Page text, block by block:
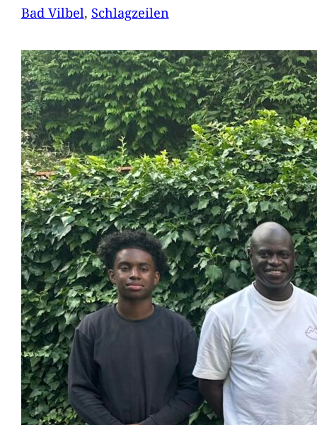
Bad Vilbel, Schlagzeilen